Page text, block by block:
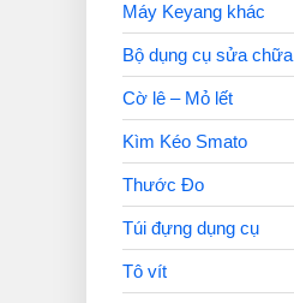
Máy Keyang khác
Bộ dụng cụ sửa chữa
Cờ lê – Mỏ lết
Kìm Kéo Smato
Thước Đo
Túi đựng dụng cụ
Tô vít